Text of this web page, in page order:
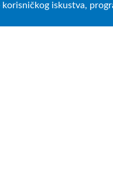
korisničkog iskustva,